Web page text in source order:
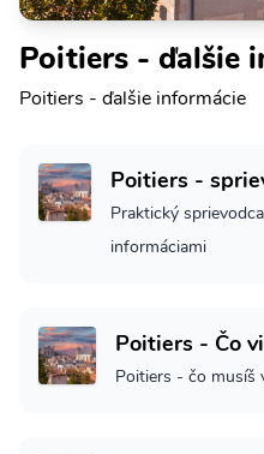
Poitiers - ďalšie
Poitiers - ďalšie informácie
Poitiers -
Praktický
informáciami
Poitiers - Čo
Poitiers - čo musíš